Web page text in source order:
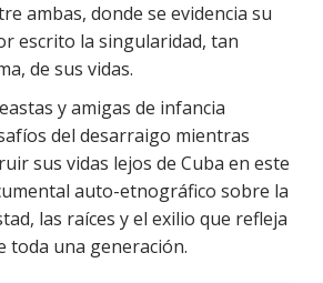
ambas, donde se evidencia su
escrito la singularidad, tan
de sus vidas.
y amigas de infancia
del desarraigo mientras
sus vidas lejos de Cuba en este
auto-etnográfico sobre la
las raíces y el exilio que refleja
toda una generación.